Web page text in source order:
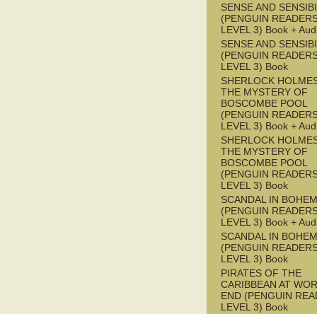
SENSE AND
(PENGUIN
LEVEL 3) Book +
SENSE AND
(PENGUIN
LEVEL 3) Book
SHERLOCK
THE MYSTERY OF
BOSCOMBE POOL
(PENGUIN
LEVEL 3) Book +
SHERLOCK
THE MYSTERY OF
BOSCOMBE POOL
(PENGUIN
LEVEL 3) Book
SCANDAL IN
(PENGUIN
LEVEL 3) Book +
SCANDAL IN
(PENGUIN
LEVEL 3) Book
PIRATES OF THE
CARIBBEAN AT
END (PENGUIN
LEVEL 3) Book